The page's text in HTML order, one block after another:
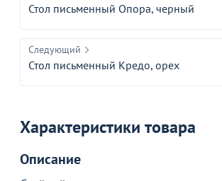
Стол письменный Опора, черный
Следующий
Стол письменный Кредо, орех
Характеристики товара
Описание